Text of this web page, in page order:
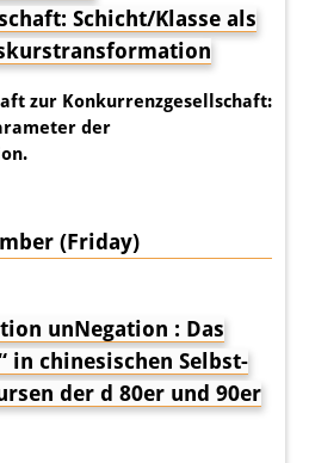
Schicht/Klasse als
zur Konkurrenzgesellschaft:
der
(Friday)
unNegation : Das
in chinesischen Selbst­
der d 80er und 90er